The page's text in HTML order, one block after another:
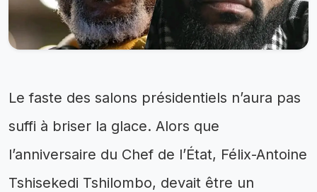
Le faste des salons présidentiels n’aura pas
suffi à briser la glace. Alors que
l’anniversaire du Chef de l’État, Félix-Antoine
Tshisekedi Tshilombo, devait être un